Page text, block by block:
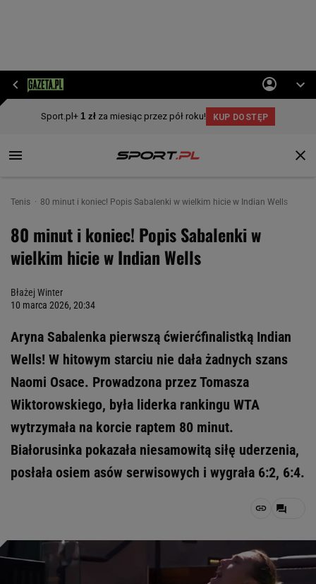
Tenis 80 minut i koniec! Popis Sabalenki w wielkim hicie w Indian Wells
80 minut i koniec! Popis Sabalenki w
wielkim hicie w Indian Wells
Błażej Winter
10 marca 2026, 20:34
Aryna Sabalenka pierwszą ćwierćfinalistką Indian
Wells! W hitowym starciu nie dała żadnych szans
Naomi Osace. Prowadzona przez Tomasza
Wiktorowskiego, była liderka rankingu WTA
wytrzymała na korcie raptem 80 minut.
Białorusinka pokazała niesamowitą siłę uderzenia,
posłała osiem asów serwisowych i wygrała 6:2, 6:4.